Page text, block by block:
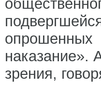
опрошенных
наказание».
зрения,